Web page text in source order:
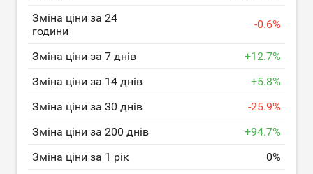
Зміна ціни за 24
години
-0.6%
Зміна ціни за 7 днів +12.7%
Зміна ціни за 14 днів
+5.8%
Зміна ціни за 30 днів
-25.9%
Зміна ціни за 200 днів
+94.7%
Зміна ціни за 1 рік
0%